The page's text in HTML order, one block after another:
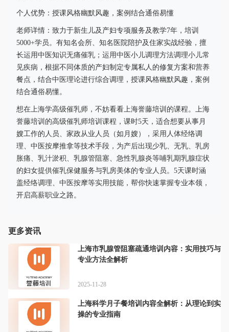
个人优势：授课风格幽默风趣，案例结合通俗易懂
老师详情：致力于新生儿及产妇专项服务及教学7年，培训
5000+学员。有知名会所、知名医院陪护及住家实战经验，擅
长运用中医知识无痛催乳；运用中医小儿调理方法调理小儿常
见疾病，根据不同体质的产妇制定专属私人的修复方案和营养
餐点，结合中医理论进行综合调理，授课风格幽默风趣，案例
结合通俗易懂。
想在上海学高级催乳师，不妨看看上海誉藤培训的课程。上海
誉藤培训的高级催乳师培训课程，课时5天，适合想要从事月
嫂工作的人员、家政从业人员（如月嫂），采用人体经络调
理、中医按摩推拿等技术手段，为产后出现少乳、无乳、乳房
胀痛、乳汁淤积、乳腺管阻塞、急性乳腺炎等哺乳期乳腺症状
的妇女提供催乳保健服务与乳房美体的专业人员。5天课时涵
盖经络调理、中医按摩等实用技能，帮你快速掌握专业本领，
开启高薪职业之路。
更多资讯
上海市乳腺管阻塞疏通培训内容：实用技巧与
专业方法全解析
2025-11-28
上海科学月子餐培训内容全解析：从理论到实
操的专业指南